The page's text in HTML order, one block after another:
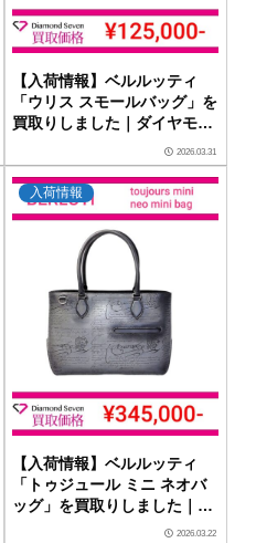
【入荷情報】ベルルッティ
「ウリス スモールバッグ」を
買取りしました｜ダイヤモン
2026.03.31
入荷情報
【入荷情報】ベルルッティ
「トゥジュール ミニ ネオバ
ッグ」を買取りしました｜ダ
2026.03.22